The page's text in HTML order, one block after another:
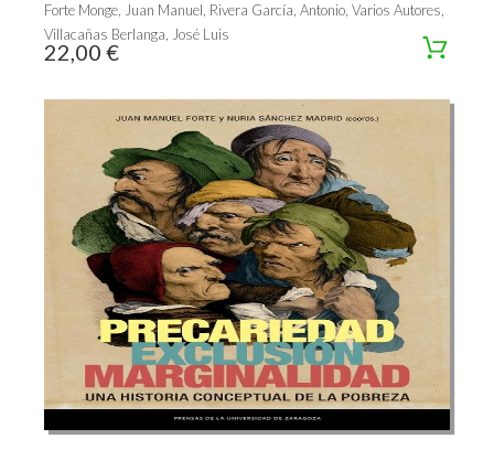
Forte Monge, Juan Manuel, Rivera García, Antonio, Varios Autores,
Villacañas Berlanga, José Luis
22,00 €